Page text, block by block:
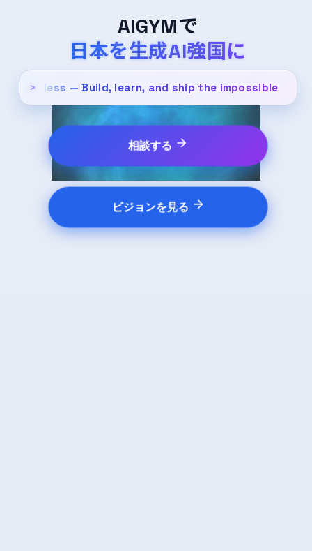
AIGYMで
日本を生成AI強国に
>
Fear less — Build, learn, and ship the impossible.
相談する
ビジョンを見る